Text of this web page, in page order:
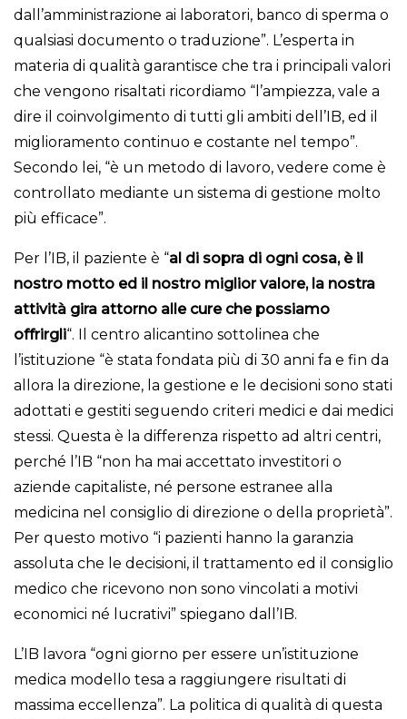
dall’amministrazione ai laboratori, banco di sperma o
qualsiasi documento o traduzione”. L’esperta in
materia di qualità garantisce che tra i principali valori
che vengono risaltati ricordiamo “l’ampiezza, vale a
dire il coinvolgimento di tutti gli ambiti dell’IB, ed il
miglioramento continuo e costante nel tempo”.
Secondo lei, “è un metodo di lavoro, vedere come è
controllato mediante un sistema di gestione molto
più efficace”.
Per l’IB, il paziente è “al di sopra di ogni cosa, è il
nostro motto ed il nostro miglior valore, la nostra
attività gira attorno alle cure che possiamo
offrirgli“. Il centro alicantino sottolinea che
l’istituzione “è stata fondata più di 30 anni fa e fin da
allora la direzione, la gestione e le decisioni sono stati
adottati e gestiti seguendo criteri medici e dai medici
stessi. Questa è la differenza rispetto ad altri centri,
perché l’IB “non ha mai accettato investitori o
aziende capitaliste, né persone estranee alla
medicina nel consiglio di direzione o della proprietà”.
Per questo motivo “i pazienti hanno la garanzia
assoluta che le decisioni, il trattamento ed il consiglio
medico che ricevono non sono vincolati a motivi
economici né lucrativi” spiegano dall’IB.
L’IB lavora “ogni giorno per essere un’istituzione
medica modello tesa a raggiungere risultati di
massima eccellenza”. La politica di qualità di questa